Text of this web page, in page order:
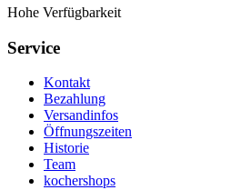
Hohe Verfügbarkeit
Service
Kontakt
Bezahlung
Versandinfos
Öffnungszeiten
Historie
Team
kochershops